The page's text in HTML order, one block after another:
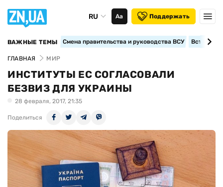
RU Аа Поддержать
ВАЖНЫЕ ТЕМЫ Смена правительства и руководства ВСУ
ГЛАВНАЯ МИР
ИНСТИТУТЫ ЕС СОГЛАСОВАЛИ
БЕЗВИЗ ДЛЯ УКРАИНЫ
28 февраля, 2017, 21:35
Поделиться